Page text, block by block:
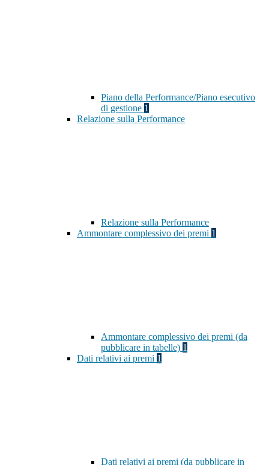
Piano della Performance/Piano esecutivo
di gestione 1
Relazione sulla Performance
Relazione sulla Performance
Ammontare complessivo dei premi 1
Ammontare complessivo dei premi (da
pubblicare in tabelle) 1
Dati relativi ai premi 1
Dati relativi ai premi (da pubblicare in